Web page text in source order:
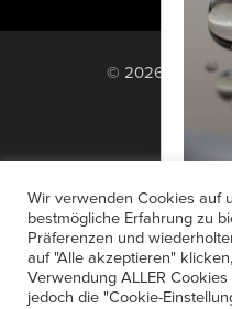
Mit
© 2026 PF
Anzeigensuche
AGB
Wir verwenden Cookies auf
bestmögliche Erfahrung zu
Präferenzen und
auf "Alle akzeptieren"
Verwendung ALLER
jedoch die "Cookie-